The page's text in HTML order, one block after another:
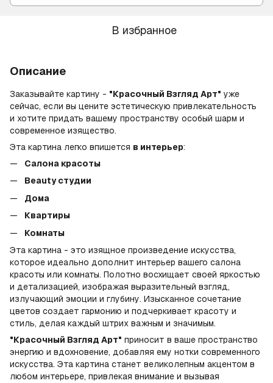
В избранное
Описание
Заказывайте картину - "Красочный Взгляд Арт" уже
сейчас, если вы цените эстетическую привлекательность
и хотите придать вашему пространству особый шарм и
современное изящество.
Эта картина легко впишется в интерьер:
Салона красоты
Beauty студии
Дома
Квартиры
Комнаты
Эта картина - это изящное произведение искусства,
которое идеально дополнит интерьер вашего салона
красоты или комнаты. Полотно восхищает своей яркостью
и детализацией, изображая выразительный взгляд,
излучающий эмоции и глубину. Изысканное сочетание
цветов создает гармонию и подчеркивает красоту и
стиль, делая каждый штрих важным и значимым.
"Красочный Взгляд Арт" приносит в ваше пространство
энергию и вдохновение, добавляя ему нотки современного
искусства. Эта картина станет великолепным акцентом в
любом интерьере, привлекая внимание и вызывая